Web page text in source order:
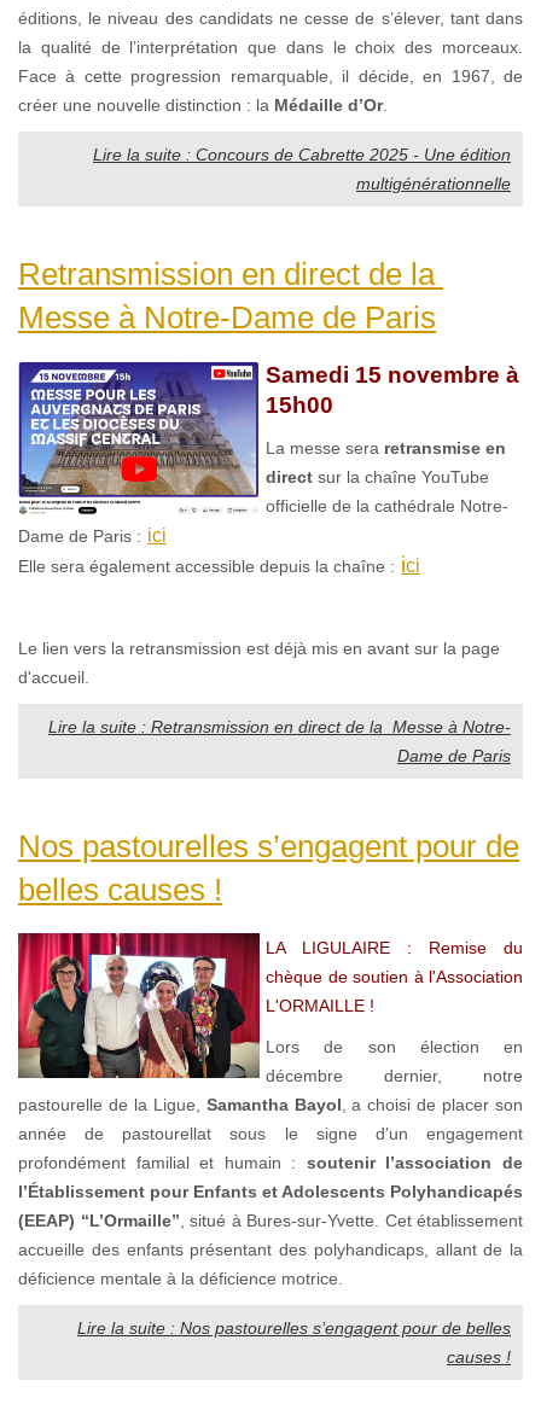
éditions, le niveau des candidats ne cesse de s’élever, tant dans
la qualité de l’interprétation que dans le choix des morceaux.
Face à cette progression remarquable, il décide, en 1967, de
créer une nouvelle distinction : la Médaille d’Or.
Lire la suite : Concours de Cabrette 2025 - Une édition
multigénérationnelle
Retransmission en direct de la
Messe à Notre-Dame de Paris
Samedi 15 novembre à
15h00
La messe sera retransmise en
direct sur la chaîne YouTube
officielle de la cathédrale Notre-
Dame de Paris : ici
Elle sera également accessible depuis la chaîne : ici
Le lien vers la retransmission est déjà mis en avant sur la page
d'accueil.
Lire la suite : Retransmission en direct de la Messe à Notre-
Dame de Paris
Nos pastourelles s’engagent pour de
belles causes !
LA LIGULAIRE : Remise du
chèque de soutien à l'Association
L'ORMAILLE !
Lors de son élection en
décembre dernier, notre
pastourelle de la Ligue, Samantha Bayol , a choisi de placer son
année de pastourellat sous le signe d’un engagement
profondément familial et humain : soutenir l’association de
l’Établissement pour Enfants et Adolescents Polyhandicapés
(EEAP) “L’Ormaille” , situé à Bures-sur-Yvette. Cet établissement
accueille des enfants présentant des polyhandicaps, allant de la
déficience mentale à la déficience motrice.
Lire la suite : Nos pastourelles s’engagent pour de belles
causes !